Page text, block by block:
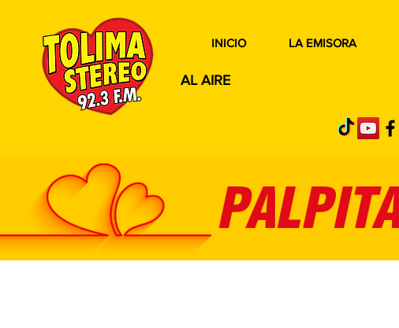
AL AIRE
INICIO LA EMISORA